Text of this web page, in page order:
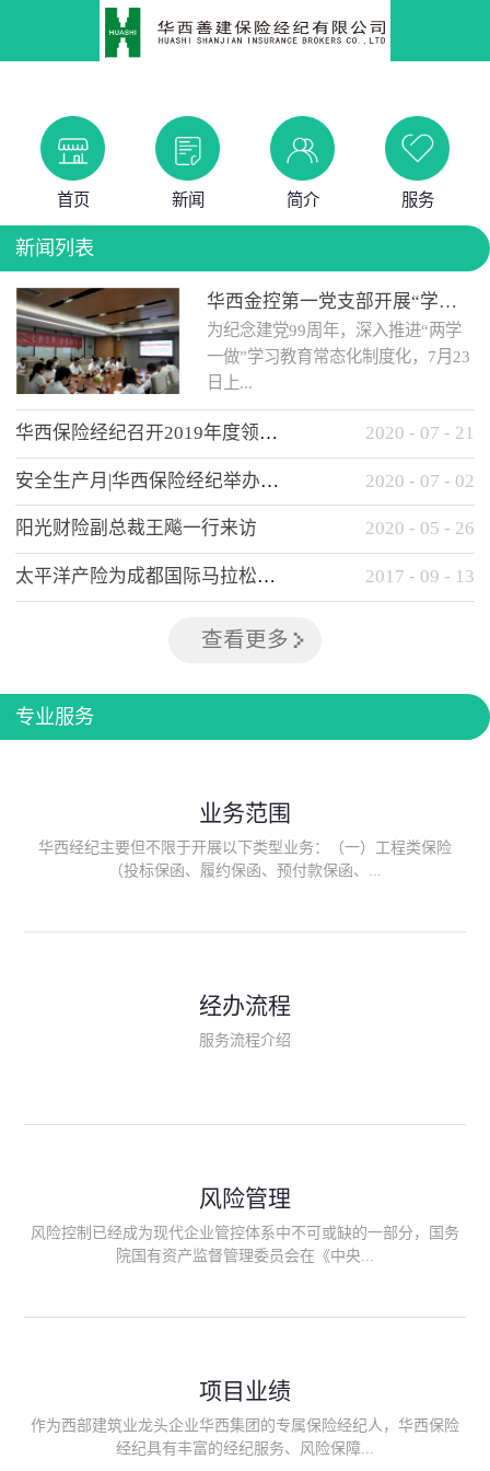
首页 新闻 简介 服务
新闻列表
华西金控第一党支部开展“学党史 知党情 做合格党员”主题教育工作会
为纪念建党99周年，深入推进“两学
一做”学习教育常态化制度化，7月23
日上...
午，华西金控第一党支部举办了“学
党史、知党情、...
华西保险经纪召开2019年度领导班子述职考核工作会 2020 - 07 - 21
安全生产月|华西保险经纪举办应急消防安全知识培训 2020 - 07 - 02
阳光财险副总裁王飚一行来访 2020 - 05 - 26
太平洋产险为成都国际马拉松提供全方位保险保障 2017 - 09 - 13
查看更多
专业服务
业务范围
华西经纪主要但不限于开展以下类型业务：（一）工程类保险
（投标保函、履约保函、预付款保函、...
险、政府公共安全责任保险/自然灾害公众责任保险、精神病监护
人责任险、首台套/首版次保险、科技保险等）；（三）传统财产
险产品；（六）保险招投标业务。随着业务的开展，华西经纪会
供专业、优质的保险经纪服务。
经办流程
服务流程介绍
风险管理
风险控制已经成为现代企业管控体系中不可或缺的一部分，国务
院国有资产监督管理委员会在《中央...
能够为客户降低风险管理成本，提高经营效率；能够为企业提供
从风险评估、风险分析、风险防范、风险转移到灾后防损、索赔
等全方位、全过程、专家式的服务，拓展和深化由保险公司提供
项目业绩
作为西部建筑业龙头企业华西集团的专属保险经纪人，华西保险
经纪具有丰富的经纪服务、风险保障...